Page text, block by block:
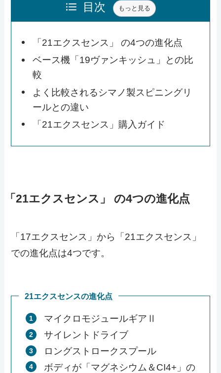
目次 もっと見る
「21エクスセンス」 の4つの進化点
ベース機「19ヴァンキッシュ」との比
較
よく比較されるシマノ製スピニングリ
ールとの違い
「21エクスセンス」購入ガイド
「21エクスセンス」 の4つの進化点
「17エクスセンス」から「21エクスセンス」
での進化点は4つです。
21エクスセンスの進化点
マイクロモジュールギアⅡ
サイレントドライブ
ロングストロークスプール
ボディが「マグネシウム＆CI4+」の